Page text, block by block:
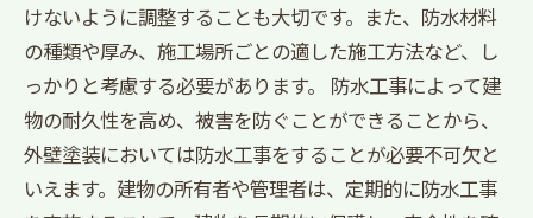
けないように調整することも大切です。また、防水材料
の種類や厚み、施工場所ごとの適した施工方法など、し
っかりと考慮する必要があります。 防水工事によって建
物の耐久性を高め、被害を防ぐことができることから、
外壁塗装においては防水工事をすることが必要不可欠と
いえます。建物の所有者や管理者は、定期的に防水工事